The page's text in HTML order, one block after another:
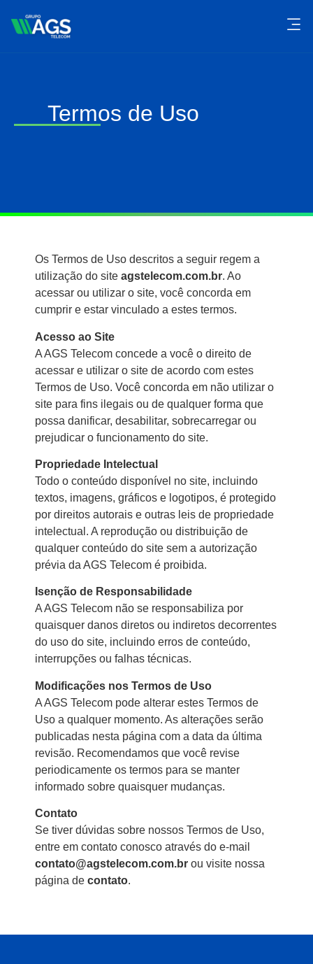
Termos de Uso
Os Termos de Uso descritos a seguir regem a
utilização do site agstelecom.com.br. Ao
acessar ou utilizar o site, você concorda em
cumprir e estar vinculado a estes termos.
Acesso ao Site
A AGS Telecom concede a você o direito de
acessar e utilizar o site de acordo com estes
Termos de Uso. Você concorda em não utilizar o
site para fins ilegais ou de qualquer forma que
possa danificar, desabilitar, sobrecarregar ou
prejudicar o funcionamento do site.
Propriedade Intelectual
Todo o conteúdo disponível no site, incluindo
textos, imagens, gráficos e logotipos, é protegido
por direitos autorais e outras leis de propriedade
intelectual. A reprodução ou distribuição de
qualquer conteúdo do site sem a autorização
prévia da AGS Telecom é proibida.
Isenção de Responsabilidade
A AGS Telecom não se responsabiliza por
quaisquer danos diretos ou indiretos decorrentes
do uso do site, incluindo erros de conteúdo,
interrupções ou falhas técnicas.
Modificações nos Termos de Uso
A AGS Telecom pode alterar estes Termos de
Uso a qualquer momento. As alterações serão
publicadas nesta página com a data da última
revisão. Recomendamos que você revise
periodicamente os termos para se manter
informado sobre quaisquer mudanças.
Contato
Se tiver dúvidas sobre nossos Termos de Uso,
entre em contato conosco através do e-mail
contato@agstelecom.com.br ou visite nossa
página de contato.